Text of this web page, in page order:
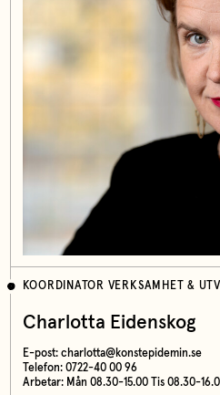
KOORDINATOR VERKSAMHET &
Charlotta Eidenskog
E-post: charlotta@konstepidemin.se
Telefon: 0722-40 00 96
Arbetar: Mån 08.30-15.00 Tis 08.30-